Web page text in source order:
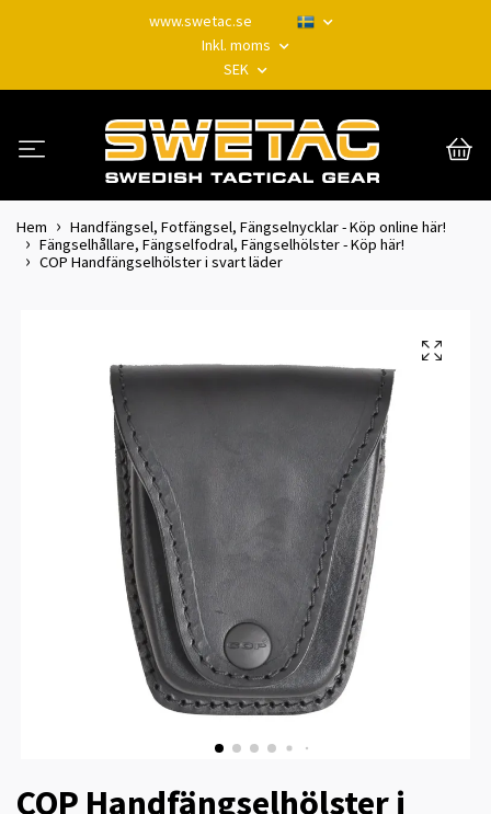
www.swetac.se
Inkl. moms
SEK
Hem
Handfängsel, Fotfängsel, Fängselnycklar - Köp online här!
Fängselhållare, Fängselfodral, Fängselhölster - Köp här!
COP Handfängselhölster i svart läder
COP Handfängselhölster i